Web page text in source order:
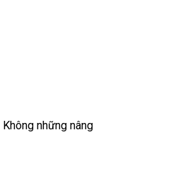
Không những nâng